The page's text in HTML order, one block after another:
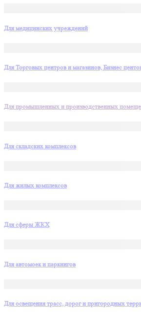
Для медицинских учреждений
Для Торговых центров и магазинов, Бизнес
Для промышленных и производственных
Для складских комплексов
Для жилых комплексов
Для сферы ЖКХ
Для автомоек и паркингов
Для освещения трасс, дорог и пригородных